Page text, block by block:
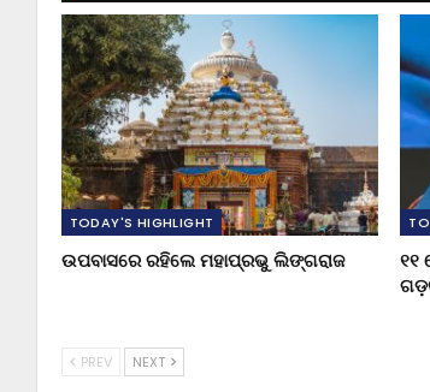
TODAY'S HIGHLIGHT
ଉପବାସରେ ରହିଲେ ମହାପ୍ରଭୁ ଲିଙ୍ଗରାଜ
୧୧
PREV NEXT